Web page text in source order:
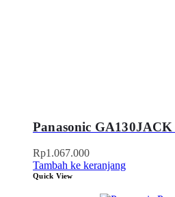
Panasonic
Rp1.067.000
Tambah ke keranjang
Quick View